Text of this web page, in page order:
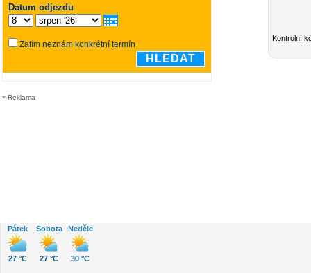
Reklama
Kontrolní
Pátek
27 °C
Sobota
27 °C
Neděle
30 °C